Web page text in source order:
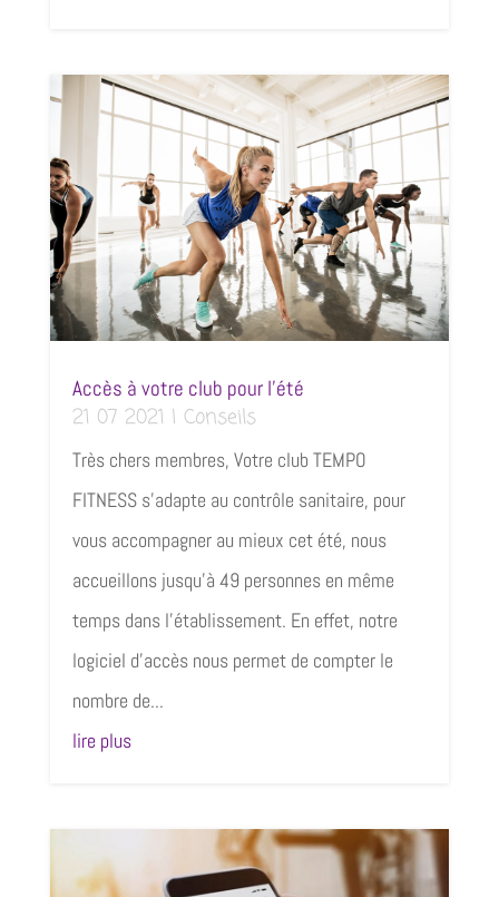
Accès à votre club pour l’été
21 07 2021 | Conseils
Très chers membres, Votre club TEMPO
FITNESS s'adapte au contrôle sanitaire, pour
vous accompagner au mieux cet été, nous
accueillons jusqu'à 49 personnes en même
temps dans l'établissement. En effet, notre
logiciel d'accès nous permet de compter le
nombre de...
lire plus